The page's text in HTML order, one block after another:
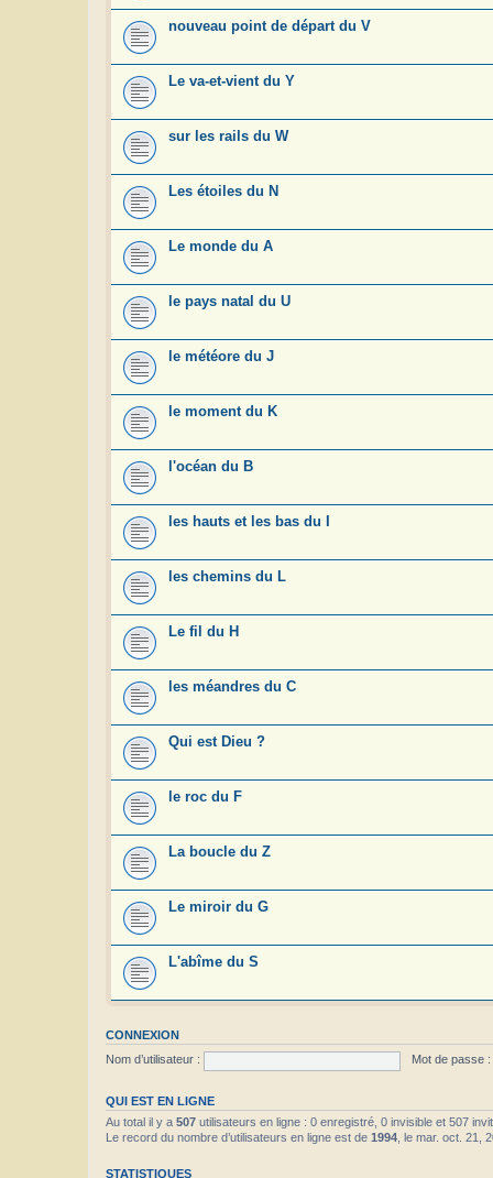
nouveau point de départ du V
Le va-et-vient du Y
sur les rails du W
Les étoiles du N
Le monde du A
le pays natal du U
le météore du J
le moment du K
l'océan du B
les hauts et les bas du I
les chemins du L
Le fil du H
les méandres du C
Qui est Dieu ?
le roc du F
La boucle du Z
Le miroir du G
L'abîme du S
CONNEXION
Nom d’utilisateur :
Mot de passe :
QUI EST EN LIGNE
Au total il y a 507 utilisateurs en ligne : 0 enregistré, 0 invisible et 507
Le record du nombre d’utilisateurs en ligne est de 1994 , le mar. oct. 21,
STATISTIQUES